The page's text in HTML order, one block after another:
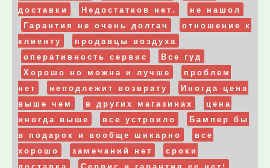
доставки
Недостатков нет.
не нашол
Гарантия не очень долгач
отношение к
клиенту
продавцы воздуха
оперативность сервис
Все гуд
Хорошо но можна и лучше
проблем
нет
неподлежит возврату
Иногда цена
выше чем
в других магазинах
цена
иногда выше
все устроило
Бампер бы
в подарок и вообще шикарно
все
хорошо
замечаний нет
сроки